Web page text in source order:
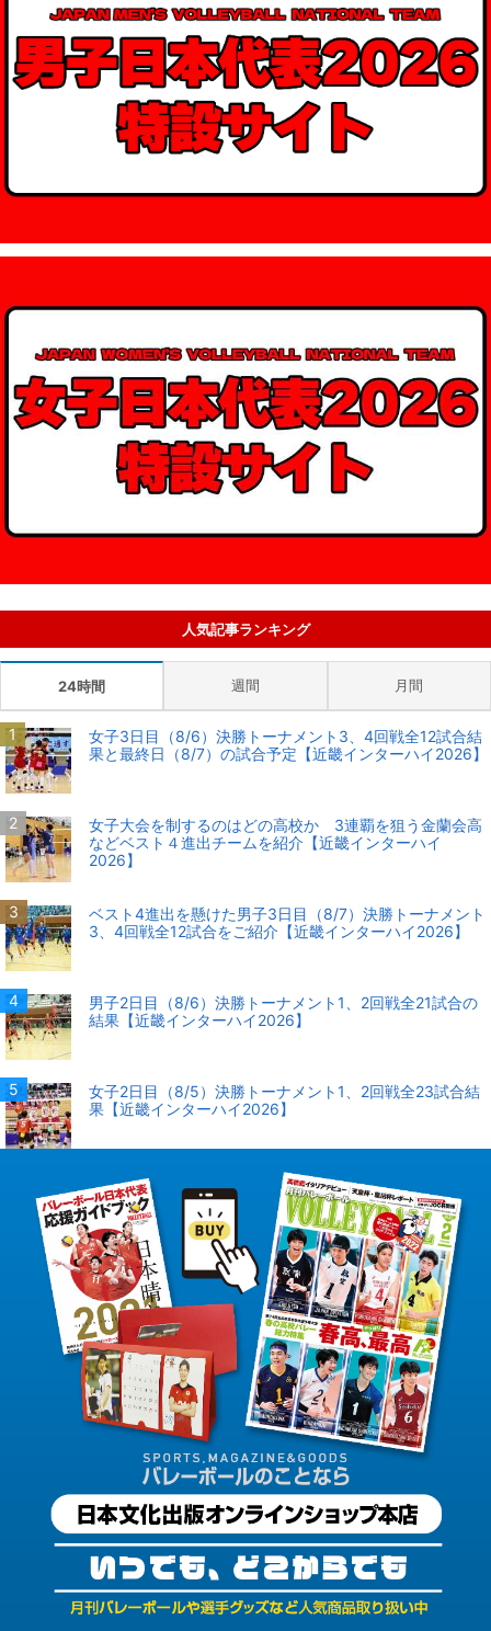
人気記事ランキング
24時間 週間 月間
女子3日目（8/6）決勝トーナメント3、4回戦全12試合結
果と最終日（8/7）の試合予定【近畿インターハイ2026】
女子大会を制するのはどの高校か 3連覇を狙う金蘭会高
などベスト４進出チームを紹介【近畿インターハイ
2026】
ベスト4進出を懸けた男子3日目（8/7）決勝トーナメント
3、4回戦全12試合をご紹介【近畿インターハイ2026】
男子2日目（8/6）決勝トーナメント1、2回戦全21試合の
結果【近畿インターハイ2026】
女子2日目（8/5）決勝トーナメント1、2回戦全23試合結
果【近畿インターハイ2026】